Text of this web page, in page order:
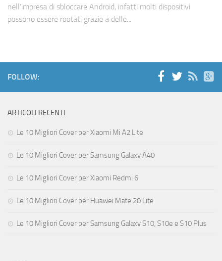
nell’impresa di sbloccare Android, infatti molti dispositivi
possono essere rootati grazie a delle...
FOLLOW:
ARTICOLI RECENTI
Le 10 Migliori Cover per Xiaomi Mi A2 Lite
Le 10 Migliori Cover per Samsung Galaxy A40
Le 10 Migliori Cover per Xiaomi Redmi 6
Le 10 Migliori Cover per Huawei Mate 20 Lite
Le 10 Migliori Cover per Samsung Galaxy S10, S10e e S10 Plus